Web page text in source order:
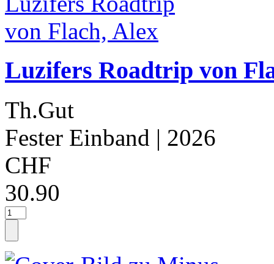
Luzifers Roadtrip von
Th.Gut
Fester Einband | 2026
CHF
30.90